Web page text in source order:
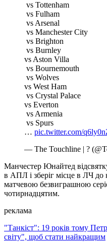
️ vs Tottenham
️️ vs Fulham
️ vs Arsenal
️ vs Manchester City
️ vs Brighton
️ vs Burnley
vs Aston Villa
️️ vs Bournemouth
️️️ vs Wolves
vs West Ham
️️ vs Crystal Palace
vs Everton
️️️ vs Armenia
️ vs Spurs
️… pic.twitter.com/
— The Touchline | ?
Манчестер Юнайтед
в АПЛ і зберіг місце в ЛЧ до
матчевою безвиграшною
чотирнадцятим.
реклама
"Танкіст": 19 років тому
світу", щоб стати найкращим